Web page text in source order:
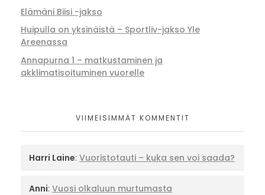
Elämäni Biisi -jakso
Huipulla on yksinäistä – Sportliv-jakso Yle
Areenassa
Annapurna 1 – matkustaminen ja
akklimatisoituminen vuorelle
VIIMEISIMMÄT KOMMENTIT
Harri Laine: Vuoristotauti – kuka sen voi saada?
Anni: Vuosi olkaluun murtumasta